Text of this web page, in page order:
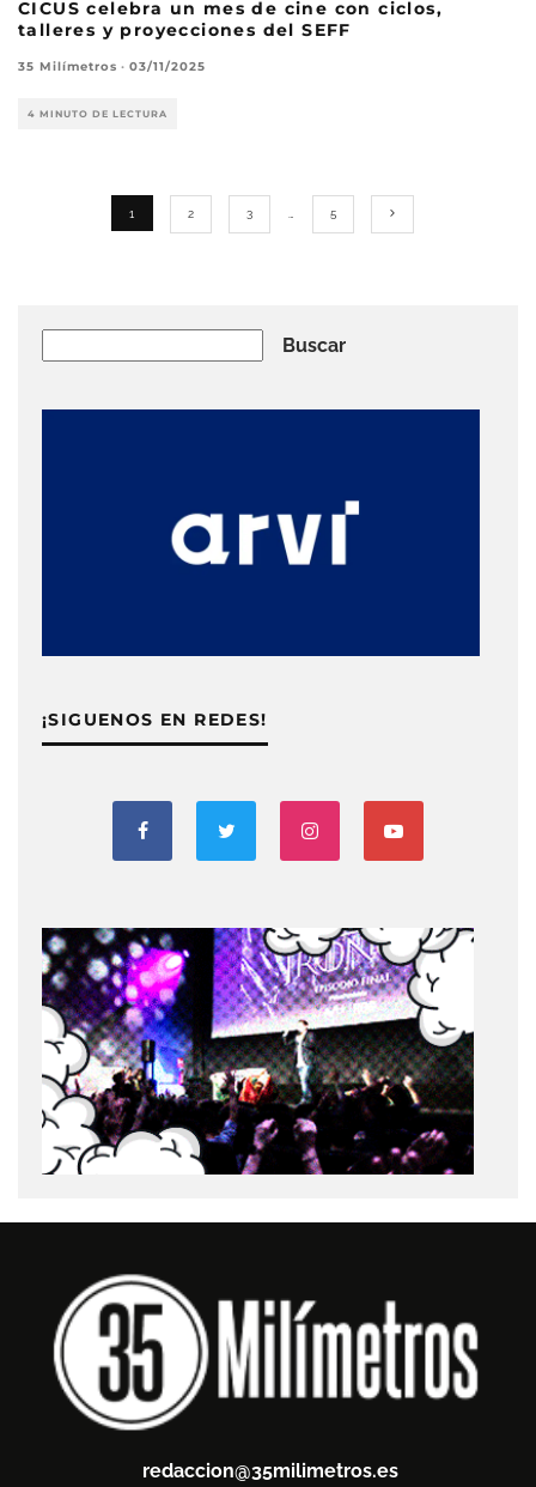
CICUS celebra un mes de cine con ciclos,
talleres y proyecciones del SEFF
35 Milímetros · 03/11/2025
4 MINUTO DE LECTURA
1 2 3 … 5
Buscar
¡SIGUENOS EN REDES!
redaccion@35milimetros.es